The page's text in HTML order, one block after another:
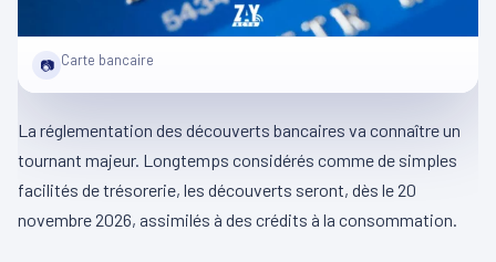
📷 Carte bancaire
La réglementation des découverts bancaires va connaître un
tournant majeur. Longtemps considérés comme de simples
facilités de trésorerie, les découverts seront, dès le 20
novembre 2026, assimilés à des crédits à la consommation.